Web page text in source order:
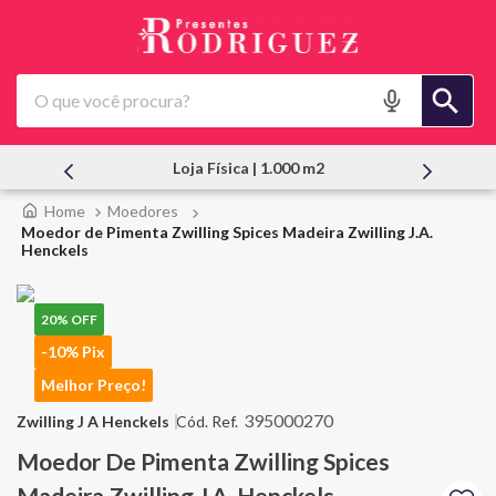
O que você procura?
Física | 1.000 m2 Atendimento
Moedores
Moedor de Pimenta Zwilling Spices Madeira Zwilling J.A.
Henckels
20% OFF
-10% Pix
Melhor Preço!
395000270
Zwilling J A Henckels
Moedor De Pimenta Zwilling Spices